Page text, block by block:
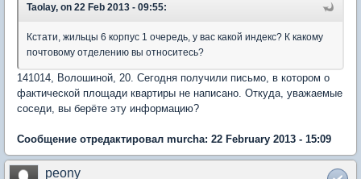
Taolay, on 22 Feb 2013 - 09:55:
Кстати, жильцы 6 корпус 1 очередь, у вас какой индекс? К какому
почтовому отделению вы относитесь?
141014, Волошиной, 20. Сегодня получили письмо, в котором о
фактической площади квартиры не написано. Откуда, уважаемые
соседи, вы берёте эту информацию?
Сообщение отредактировал murcha: 22 February 2013 - 15:09
peony